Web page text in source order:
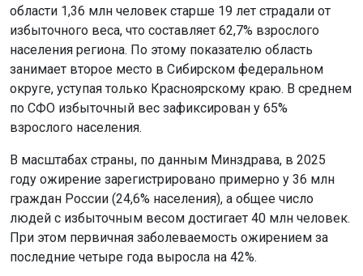
области 1,36 млн человек старше 19 лет страдали от
избыточного веса, что составляет 62,7% взрослого
населения региона. По этому показателю область
занимает второе место в Сибирском федеральном
округе, уступая только Красноярскому краю. В среднем
по СФО избыточный вес зафиксирован у 65%
взрослого населения.
В масштабах страны, по данным Минздрава, в 2025
году ожирение зарегистрировано примерно у 36 млн
граждан России (24,6% населения), а общее число
людей с избыточным весом достигает 40 млн человек.
При этом первичная заболеваемость ожирением за
последние четыре года выросла на 42%.